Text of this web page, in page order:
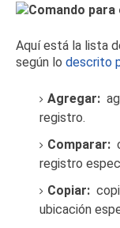
Aquí está la lista
según lo descrito
Agregar:
registro.
Comparar:
registro
Copiar:
ubicación